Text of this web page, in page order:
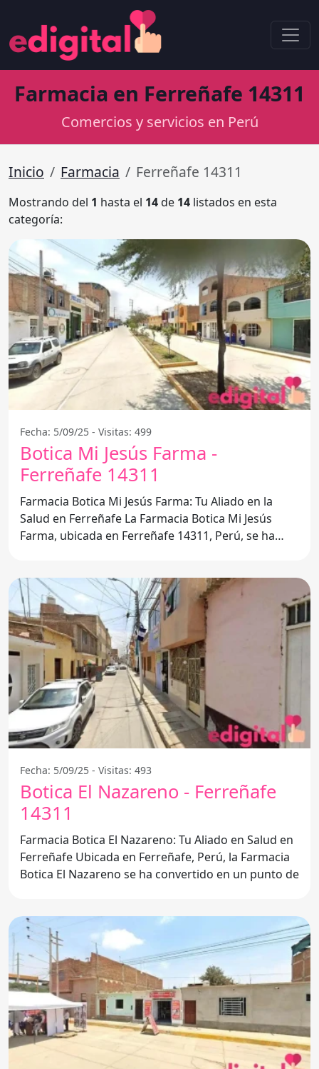
Farmacia en Ferreñafe 14311
Comercios y servicios en Perú
Inicio Farmacia Ferreñafe 14311
Mostrando del 1 hasta el 14de 14 listados en esta
categoría:
Fecha: 5/09/25 - Visitas: 499
Botica Mi Jesús Farma -
Ferreñafe 14311
Farmacia Botica Mi Jesús Farma: Tu Aliado en la
Salud en Ferreñafe La Farmacia Botica Mi Jesús
Farma, ubicada en Ferreñafe 14311, Perú, se ha
Fecha: 5/09/25 - Visitas: 493
Botica El Nazareno - Ferreñafe
14311
Farmacia Botica El Nazareno: Tu Aliado en Salud en
Ferreñafe Ubicada en Ferreñafe, Perú, la Farmacia
Botica El Nazareno se ha convertido en un punto de